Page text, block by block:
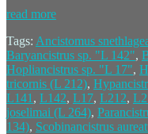
read more
Tags: Ancistomus
Baryancistrus sp. "L 142",
Hopliancistrus sp. "L 17",
tricornis (L 212),
L141 , L142, L17, L212,
joselimai (L 264),
134), Scobinancistrus